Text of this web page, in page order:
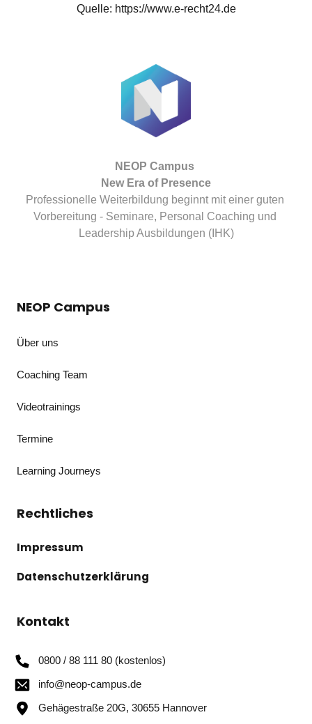
Quelle: https://www.e-recht24.de
NEOP Campus
Professionelle Weiterbildung beginnt mit einer guten
Vorbereitung - Seminare, Personal Coaching und
Leadership Ausbildungen (IHK)
NEOP Campus
Über uns
Coaching Team
Videotrainings
Termine
Learning Journeys
Rechtliches
Impressum
Datenschutzerklärung
Kontakt
0800 / 88 111 80 (kostenlos)
info@neop-campus.de
Gehägestraße 20G, 30655 Hannover